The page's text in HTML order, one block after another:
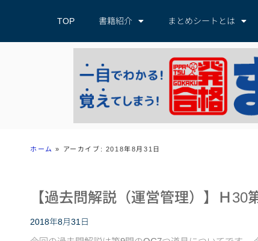
TOP 書籍紹介 まとめシートとは
ホーム » アーカイブ: 2018年8月31日
【過去問解説（運営管理）】Ｈ30
2018年8月31日